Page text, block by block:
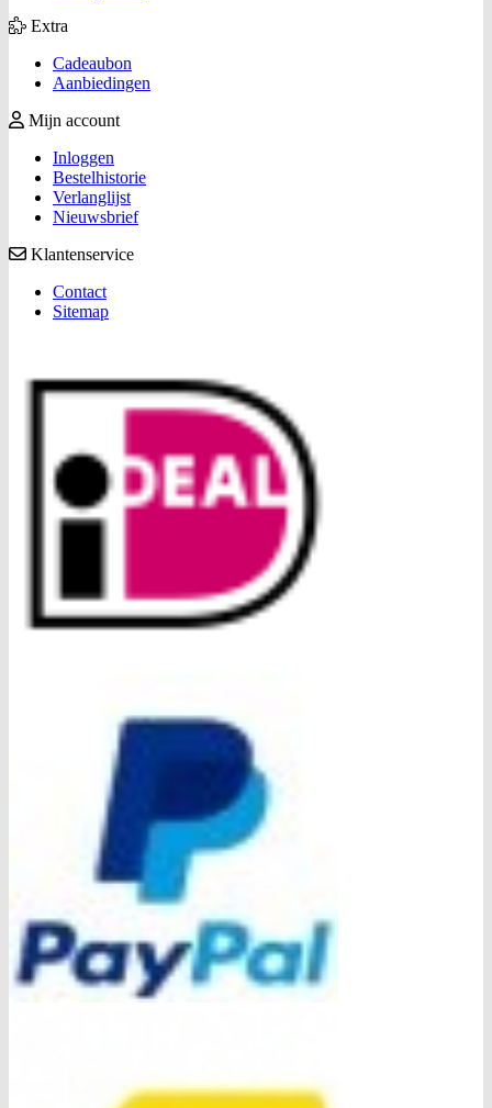
Extra
Cadeaubon
Aanbiedingen
Mijn account
Inloggen
Bestelhistorie
Verlanglijst
Nieuwsbrief
Klantenservice
Contact
Sitemap